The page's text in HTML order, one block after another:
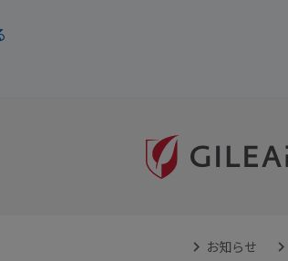
お知らせ